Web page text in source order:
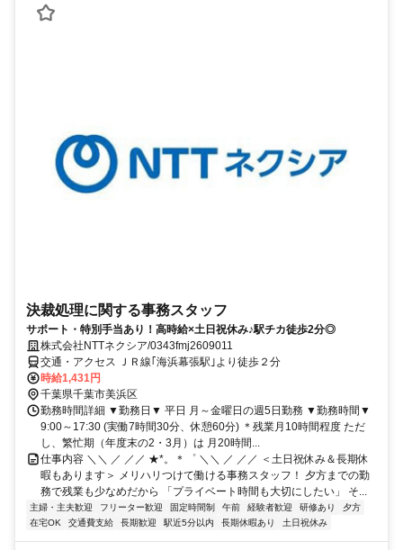
決裁処理に関する事務スタッフ
サポート・特別手当あり！高時給×土日祝休み♪駅チカ徒歩2分◎
株式会社NTTネクシア/0343fmj2609011
交通・アクセス ＪＲ線｢海浜幕張駅｣より徒歩２分
時給1,431円
千葉県千葉市美浜区
勤務時間詳細 ▼勤務日▼ 平日 月～金曜日の週5日勤務 ▼勤務時間▼
9:00～17:30 (実働7時間30分、休憩60分) ＊残業月10時間程度 ただ
し、繁忙期（年度末の2・3月）は 月20時間...
仕事内容 ＼＼ ／ ／／ ★*。＊゜ ＼＼ ／ ／／ ＜土日祝休み＆長期休
暇もあります＞ メリハリつけて働ける事務スタッフ！ 夕方までの勤
務で残業も少なめだから 「プライベート時間も大切にしたい」 そ...
主婦・主夫歓迎 フリーター歓迎 固定時間制 午前 経験者歓迎 研修あり
夕方
在宅OK
交通費支給 長期歓迎 駅近5分以内 長期休暇あり 土日祝休み